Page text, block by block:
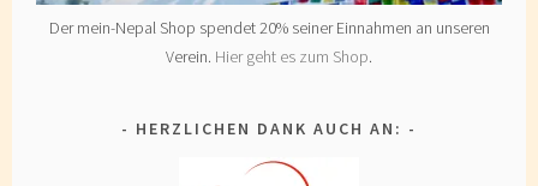
Der mein-Nepal Shop spendet 20% seiner Einnahmen an unseren
Verein. Hier geht es zum Shop.
HERZLICHEN DANK AUCH AN: